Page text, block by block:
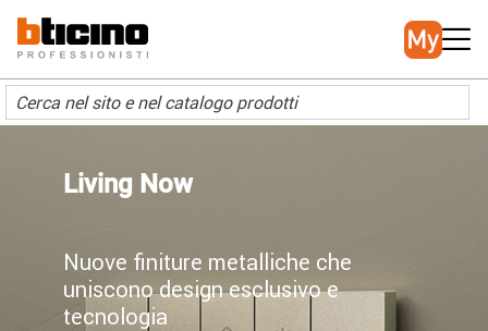
contenuto
principale
Main
navigation
Living Now
Nuove finiture metalliche che
uniscono design esclusivo e
tecnologia